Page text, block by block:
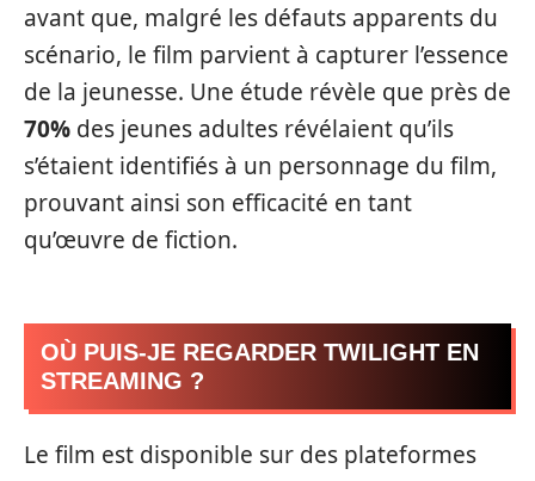
avant que, malgré les défauts apparents du
scénario, le film parvient à capturer l’essence
de la jeunesse. Une étude révèle que près de
70% des jeunes adultes révélaient qu’ils
s’étaient identifiés à un personnage du film,
prouvant ainsi son efficacité en tant
qu’œuvre de fiction.
OÙ PUIS-JE REGARDER TWILIGHT EN
STREAMING ?
Le film est disponible sur des plateformes